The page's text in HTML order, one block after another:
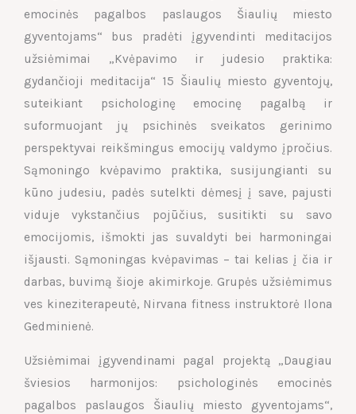
emocinės pagalbos paslaugos Šiaulių miesto
gyventojams“ bus pradėti įgyvendinti meditacijos
užsiėmimai „Kvėpavimo ir judesio praktika:
gydančioji meditacija“ 15 Šiaulių miesto gyventojų,
suteikiant psichologinę emocinę pagalbą ir
suformuojant jų psichinės sveikatos gerinimo
perspektyvai reikšmingus emocijų valdymo įpročius.
Sąmoningo kvėpavimo praktika, susijungianti su
kūno judesiu, padės sutelkti dėmesį į save, pajusti
viduje vykstančius pojūčius, susitikti su savo
emocijomis, išmokti jas suvaldyti bei harmoningai
išjausti. Sąmoningas kvėpavimas – tai kelias į čia ir
darbas, buvimą šioje akimirkoje. Grupės užsiėmimus
ves kineziterapeutė, Nirvana fitness instruktorė Ilona
Gedminienė.
Užsiėmimai įgyvendinami pagal projektą „Daugiau
šviesios harmonijos: psichologinės emocinės
pagalbos paslaugos Šiaulių miesto gyventojams“,